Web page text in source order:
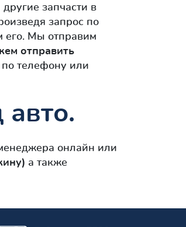
другие запчасти в
запрос по
его. Мы отправим
отправить
телефону или
онлайн или
а также